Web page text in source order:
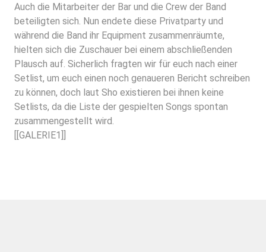
Auch die Mitarbeiter der Bar und die Crew der Band
beteiligten sich. Nun endete diese Privatparty und
während die Band ihr Equipment zusammenräumte,
hielten sich die Zuschauer bei einem abschließenden
Plausch auf. Sicherlich fragten wir für euch nach einer
Setlist, um euch einen noch genaueren Bericht schreiben
zu können, doch laut Sho existieren bei ihnen keine
Setlists, da die Liste der gespielten Songs spontan
zusammengestellt wird.
[[GALERIE1]]